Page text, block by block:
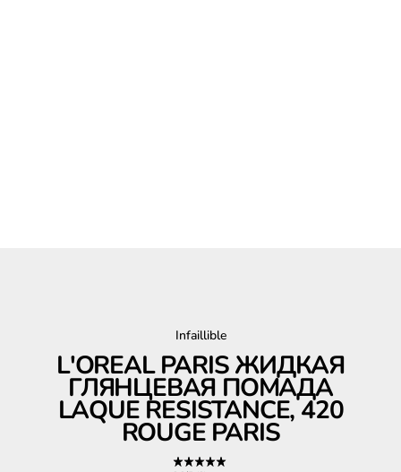
Infaillible
L'OREAL PARIS ЖИДКАЯ
ГЛЯНЦЕВАЯ ПОМАДА
LAQUE RESISTANCE, 420
ROUGE PARIS